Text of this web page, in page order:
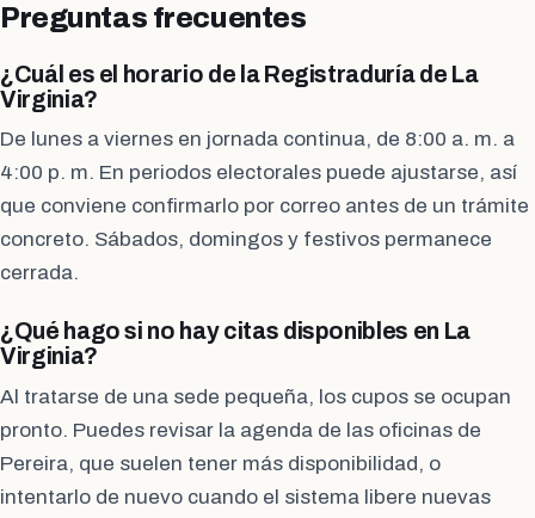
Preguntas frecuentes
¿Cuál es el horario de la Registraduría de La
Virginia?
De lunes a viernes en jornada continua, de 8:00 a. m. a
4:00 p. m. En periodos electorales puede ajustarse, así
que conviene confirmarlo por correo antes de un trámite
concreto. Sábados, domingos y festivos permanece
cerrada.
¿Qué hago si no hay citas disponibles en La
Virginia?
Al tratarse de una sede pequeña, los cupos se ocupan
pronto. Puedes revisar la agenda de las oficinas de
Pereira, que suelen tener más disponibilidad, o
intentarlo de nuevo cuando el sistema libere nuevas